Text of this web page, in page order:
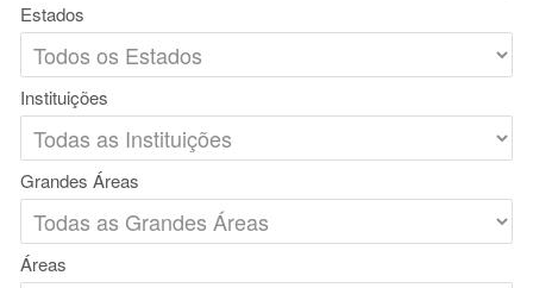
Estados
Instituições
Grandes Áreas
Áreas